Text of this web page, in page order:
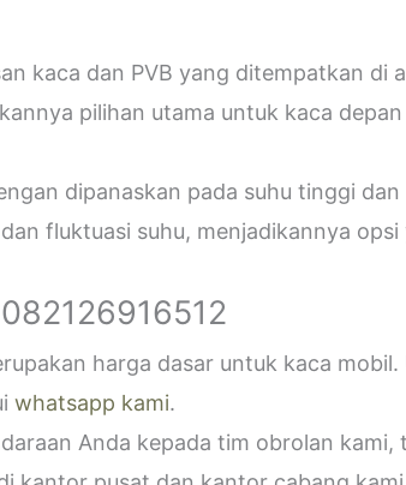
kaca dan PVB yang ditempatkan di
pilihan utama untuk kaca
dipanaskan pada suhu tinggi
fluktuasi suhu, menjadikannya
harga dasar untuk kaca
whatsapp kami.
Anda kepada tim obrolan